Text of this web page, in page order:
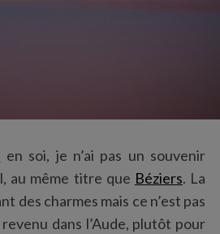
en soi, je n’ai pas un souvenir
au même titre que Béziers. La
des charmes mais ce n’est pas
dans l’Aude, plutôt pour